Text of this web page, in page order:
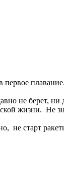
первое плавание.
не берет, ни
жизни. Не
не старт